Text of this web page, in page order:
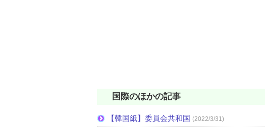
国際のほかの記事
【韓国紙】委員会共和国 (2022/3/31)